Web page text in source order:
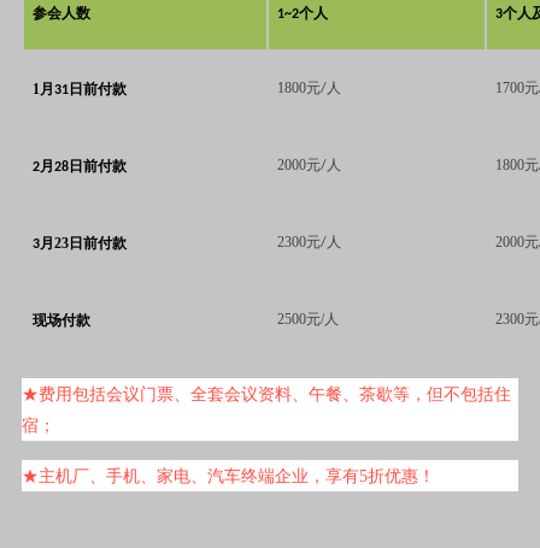
参会人数 1~2个人 3个人
1月 31 日前付款 1800元/ 人 1700
2月 28 日前付款 2000元/ 人 1800
3月 23 日前付款 2300元/ 人 2000
现场付款 2500元/人 2300
★费用包括会议门票、全套会议资料、午餐、茶歇等，但不包括住
宿；
★主机厂、手机、家电、汽车终端企业，享有5折优惠！